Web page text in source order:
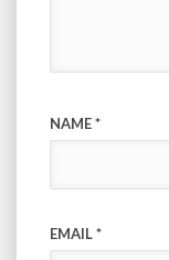
NAME*
EMAIL*